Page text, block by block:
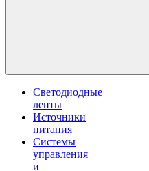
Светодиодные
ленты
Источники
питания
Системы
управления
и